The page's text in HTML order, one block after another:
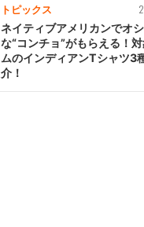
トピックス
ネイティブアメリカンでオ
な“コンチョ”がもらえる！
ムのインディアンTシャツ3
介！